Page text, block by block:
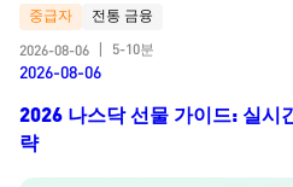
중급자
전통 금융
2026-08-06
5-10분
2026-08-06
2026 나스닥 선물 가이드: 실시
략